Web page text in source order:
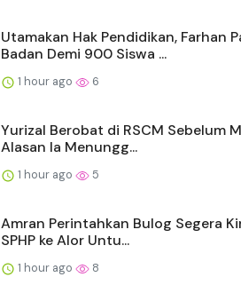
Utamakan Hak Pendidikan, Farhan
Badan Demi 900 Siswa ...
1 hour ago 6
Yurizal Berobat di RSCM Sebelum
Alasan Ia Menungg...
1 hour ago 5
Amran Perintahkan Bulog Segera
SPHP ke Alor Untu...
1 hour ago 8